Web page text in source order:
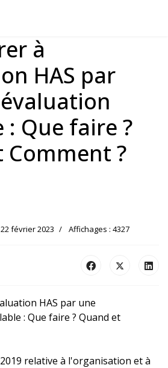
à
HAS par
: Que faire ?
Comment ?
22 février 2023 Affichages : 4327
HAS par une
: Que faire ? Quand et
relative à l'organisation et à